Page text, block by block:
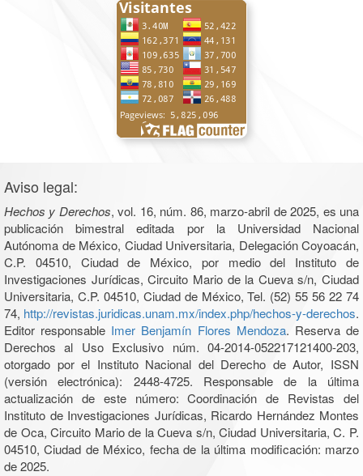
Aviso legal:
Hechos y Derechos, vol. 16, núm. 86, marzo-abril de 2025, es una
publicación bimestral editada por la Universidad Nacional
Autónoma de México, Ciudad Universitaria, Delegación Coyoacán,
C.P. 04510, Ciudad de México, por medio del Instituto de
Investigaciones Jurídicas, Circuito Mario de la Cueva s/n, Ciudad
Universitaria, C.P. 04510, Ciudad de México, Tel. (52) 55 56 22 74
74, http://revistas.juridicas.unam.mx/index.php/hechos-y-derechos.
Editor responsable Imer Benjamín Flores Mendoza. Reserva de
Derechos al Uso Exclusivo núm. 04-2014-052217121400-203,
otorgado por el Instituto Nacional del Derecho de Autor, ISSN
(versión electrónica): 2448-4725. Responsable de la última
actualización de este número: Coordinación de Revistas del
Instituto de Investigaciones Jurídicas, Ricardo Hernández Montes
de Oca, Circuito Mario de la Cueva s/n, Ciudad Universitaria, C. P.
04510, Ciudad de México, fecha de la última modificación: marzo
de 2025.